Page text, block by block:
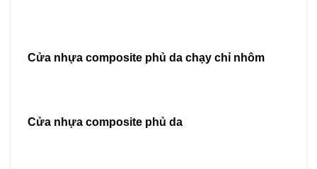
Cửa nhựa composite phủ da chạy chỉ nhôm
Cửa nhựa composite phủ da